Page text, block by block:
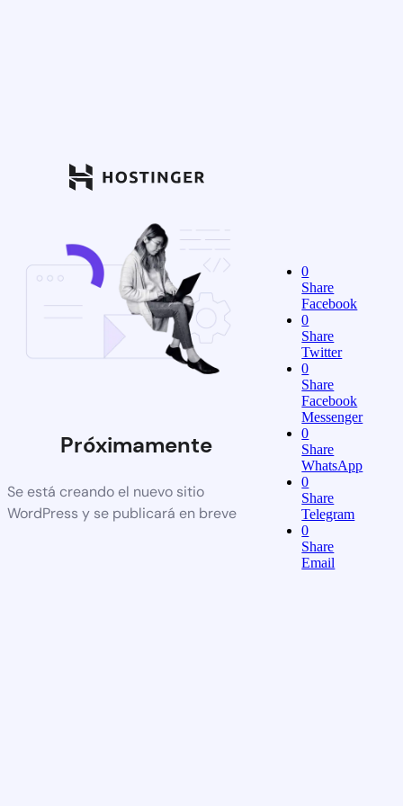
Próximamente
Se está creando el nuevo sitio
WordPress y se publicará en breve
0
Share
Facebook
0
Share
Twitter
0
Share
Facebook
Messenger
0
Share
WhatsApp
0
Share
Telegram
0
Share
Email